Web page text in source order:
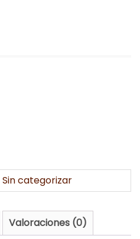
Sin categorizar
Valoraciones (0)